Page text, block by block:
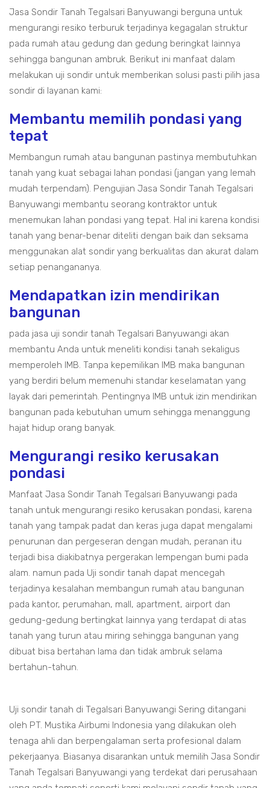
Jasa Sondir Tanah Tegalsari Banyuwangi berguna untuk
mengurangi resiko terburuk terjadinya kegagalan struktur
pada rumah atau gedung dan gedung beringkat lainnya
sehingga bangunan ambruk. Berikut ini manfaat dalam
melakukan uji sondir untuk memberikan solusi pasti pilih jasa
sondir di layanan kami:
Membantu memilih pondasi yang
tepat
Membangun rumah atau bangunan pastinya membutuhkan
tanah yang kuat sebagai lahan pondasi (jangan yang lemah
mudah terpendam). Pengujian Jasa Sondir Tanah Tegalsari
Banyuwangi membantu seorang kontraktor untuk
menemukan lahan pondasi yang tepat. Hal ini karena kondisi
tanah yang benar-benar diteliti dengan baik dan seksama
menggunakan alat sondir yang berkualitas dan akurat dalam
setiap penangananya.
Mendapatkan izin mendirikan
bangunan
pada jasa uji sondir tanah Tegalsari Banyuwangi akan
membantu Anda untuk meneliti kondisi tanah sekaligus
memperoleh IMB. Tanpa kepemilikan IMB maka bangunan
yang berdiri belum memenuhi standar keselamatan yang
layak dari pemerintah. Pentingnya IMB untuk izin mendirikan
bangunan pada kebutuhan umum sehingga menanggung
hajat hidup orang banyak.
Mengurangi resiko kerusakan
pondasi
Manfaat Jasa Sondir Tanah Tegalsari Banyuwangi pada
tanah untuk mengurangi resiko kerusakan pondasi, karena
tanah yang tampak padat dan keras juga dapat mengalami
penurunan dan pergeseran dengan mudah, peranan itu
terjadi bisa diakibatnya pergerakan lempengan bumi pada
alam. namun pada Uji sondir tanah dapat mencegah
terjadinya kesalahan membangun rumah atau bangunan
pada kantor, perumahan, mall, apartment, airport dan
gedung-gedung bertingkat lainnya yang terdapat di atas
tanah yang turun atau miring sehingga bangunan yang
dibuat bisa bertahan lama dan tidak ambruk selama
bertahun-tahun.
Uji sondir tanah di Tegalsari Banyuwangi Sering ditangani
oleh PT. Mustika Airbumi Indonesia yang dilakukan oleh
tenaga ahli dan berpengalaman serta profesional dalam
pekerjaanya. Biasanya disarankan untuk memilih Jasa Sondir
Tanah Tegalsari Banyuwangi yang terdekat dari perusahaan